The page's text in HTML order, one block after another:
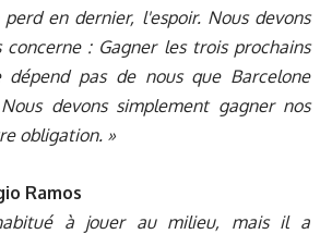
en dernier, l'espoir. Nous devons
: Gagner les trois prochains
dépend pas de nous que Barcelone
devons simplement gagner nos
obligation. »
Ramos
à jouer au milieu, mais il a